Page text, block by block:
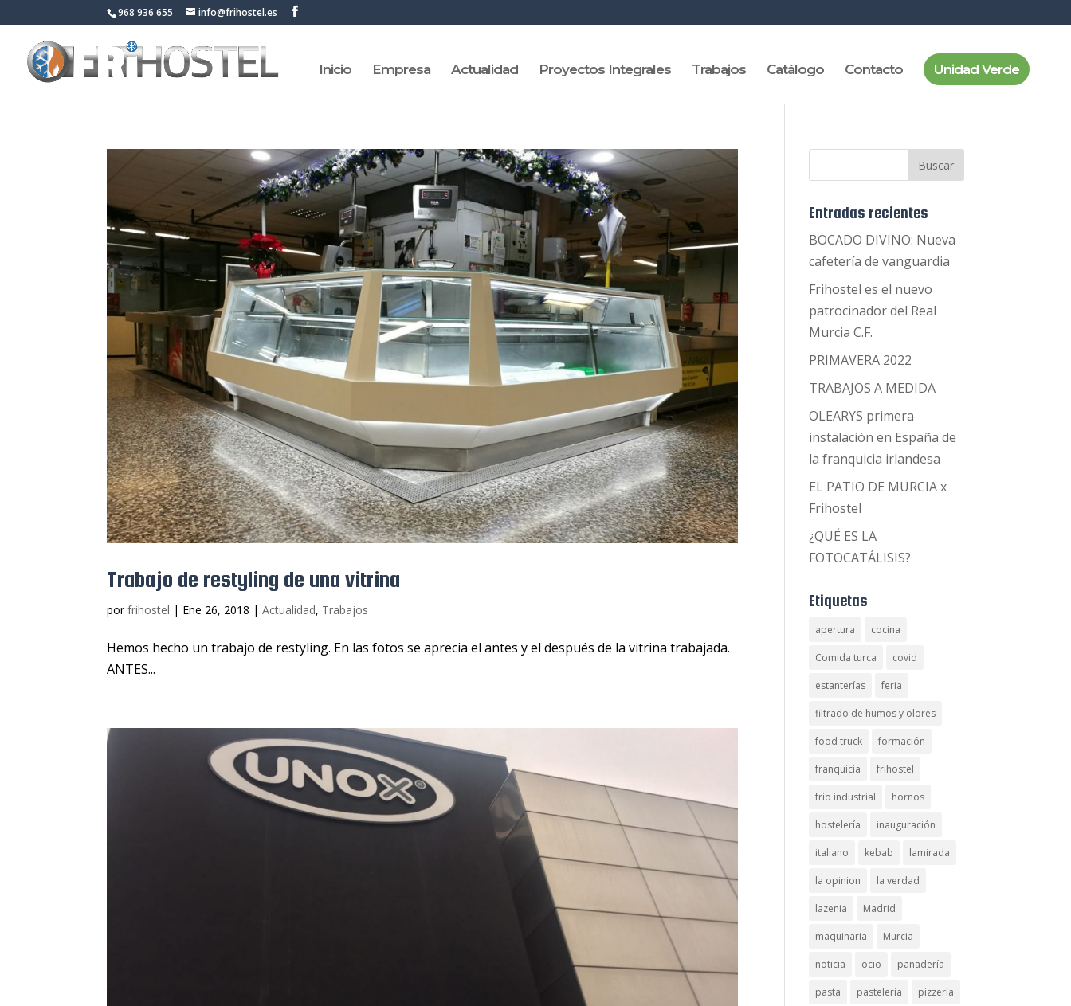
968 936 655 info@frihostel.es
Inicio Empresa Actualidad Proyectos Integrales Trabajos Catálogo Contacto Unidad Verde
Trabajo de restyling de una vitrina
porfrihostel | Ene 26, 2018 |Actualidad, Trabajos
Hemos hecho un trabajo de restyling. En las fotos se aprecia el antes y el después de la vitrina trabajada.
ANTES...
Entradas recientes
BOCADO DIVINO: Nueva
cafetería de vanguardia
Frihostel es el nuevo
patrocinador del Real
Murcia C.F.
PRIMAVERA 2022
TRABAJOS A MEDIDA
OLEARYS primera
instalación en España de
la franquicia irlandesa
EL PATIO DE MURCIA x
Frihostel
¿QUÉ ES LA
FOTOCATÁLISIS?
Etiquetas
apertura cocina
Comida turca covid
estanterías feria
filtrado de humos y olores
food truck formación
franquicia frihostel
frio industrial hornos
hostelería inauguración
italiano kebab lamirada
la opinion la verdad
lazenia Madrid
maquinaria Murcia
noticia ocio panadería
pasta pasteleria pizzería